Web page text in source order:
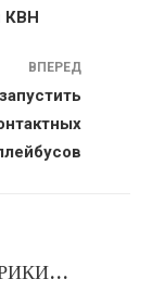
КВН
ВПЕРЕД